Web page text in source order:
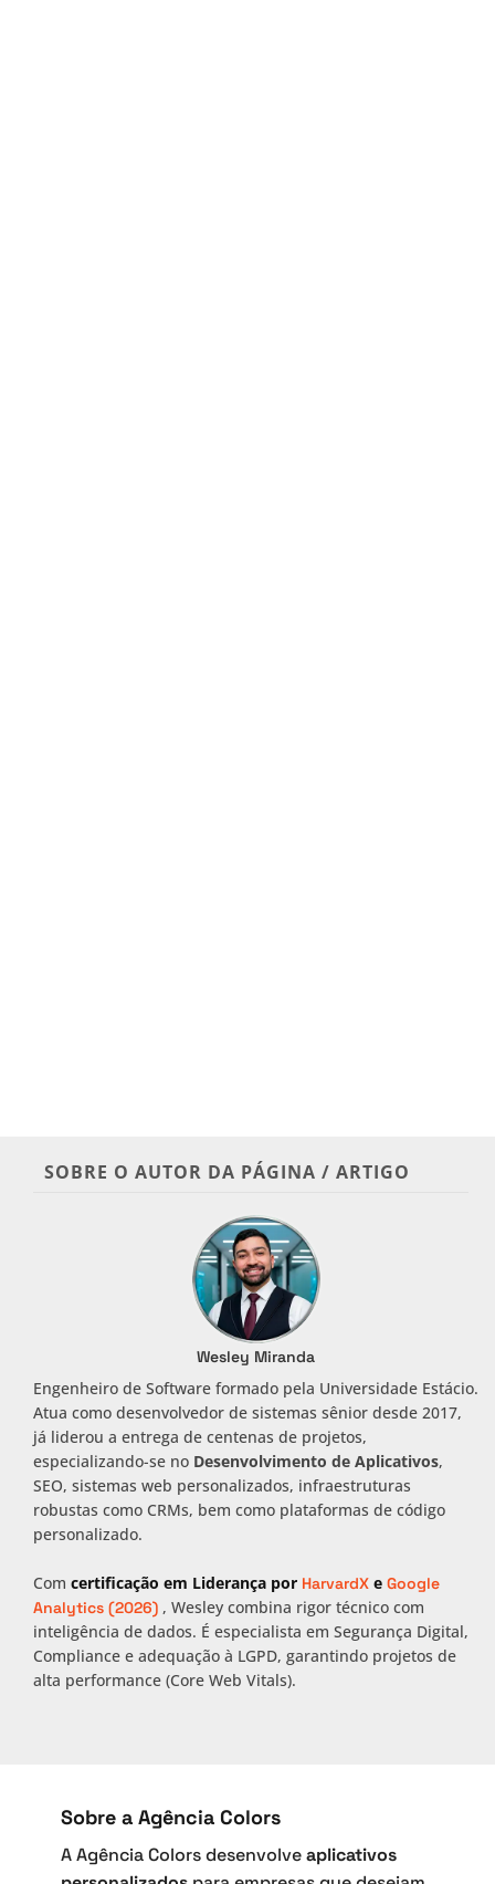
SOBRE O AUTOR DA PÁGINA / ARTIGO
Wesley Miranda
Engenheiro de Software formado pela Universidade Estácio.
Atua como desenvolvedor de sistemas sênior desde 2017,
já liderou a entrega de centenas de projetos,
especializando-se no Desenvolvimento de Aplicativos,
SEO, sistemas web personalizados, infraestruturas
robustas como CRMs, bem como plataformas de código
personalizado.
Com certificação em Liderança por HarvardX e Google
Analytics (2026) , Wesley combina rigor técnico com
inteligência de dados. É especialista em Segurança Digital,
Compliance e adequação à LGPD, garantindo projetos de
alta performance (Core Web Vitals).
Sobre a Agência Colors
A Agência Colors desenvolveaplicativos